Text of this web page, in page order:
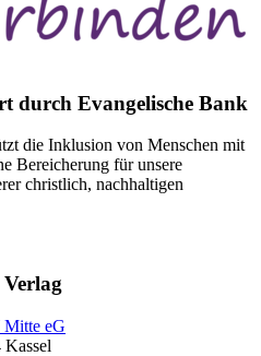
durch Evangelische Bank
die Inklusion von Menschen mit
Bereicherung für unsere
christlich, nachhaltigen
eG
Kassel